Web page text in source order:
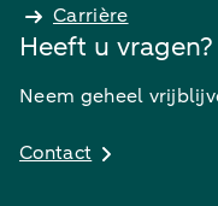
Carrière
Heeft u vragen?
Neem geheel
Contact